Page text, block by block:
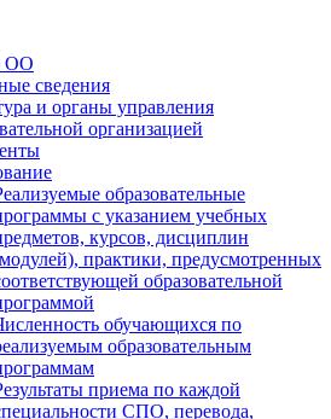
ОО
сведения
и органы управления
организацией
образовательные
с указанием учебных
курсов, дисциплин
практики, предусмотренных
образовательной
обучающихся по
образовательным
приема по каждой
СПО, перевода,